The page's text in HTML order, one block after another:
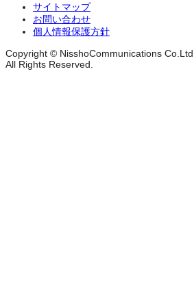
サイトマップ
お問い合わせ
個人情報保護方針
Copyright © NisshoCommunications Co.Ltd.,
All Rights Reserved.